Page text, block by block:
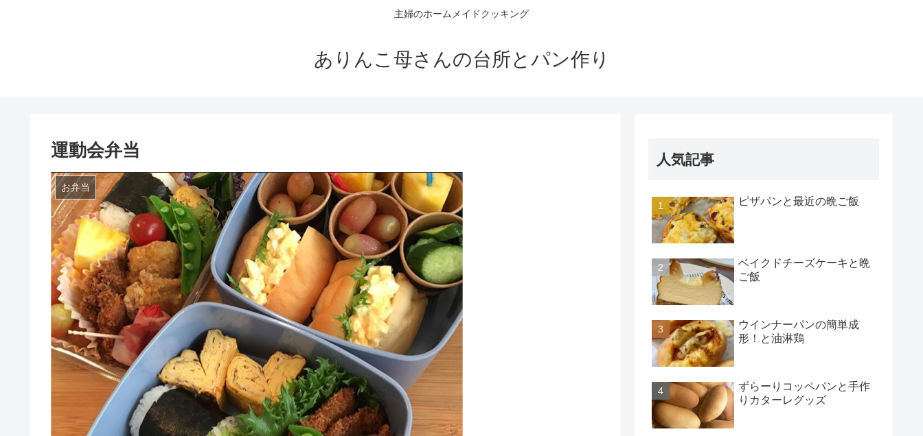
主婦のホームメイドクッキング
ありんこ母さんの台所とパン作り
運動会弁当
お弁当
人気記事
ピザパンと最近の晩ご飯
ベイクドチーズケーキと晩
ご飯
ウインナーパンの簡単成
形！と油淋鶏
ずらーりコッペパンと手作
りカターレグッズ